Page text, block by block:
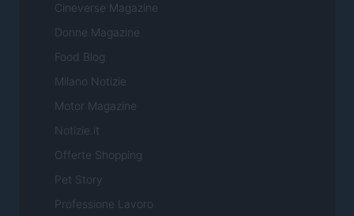
Cineverse Magazine
Donne Magazine
Food Blog
Milano Notizie
Motor Magazine
Notizie.it
Offerte Shopping
Pet Story
Professione Lavoro